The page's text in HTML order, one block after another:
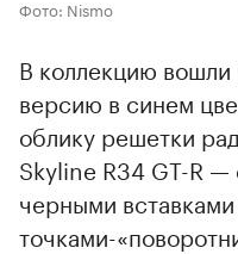
Фото: Nismo
В коллекцию
версию в синем
облику решетки
Skyline R34 GT-R
черными
точками-